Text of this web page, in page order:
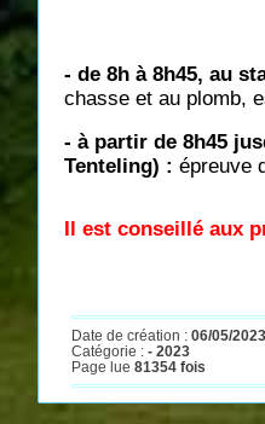
- de 8h à 8h45, au
chasse et au plomb,
- à partir de 8h45
Tenteling) : épreuve
Il est conseillé aux
Date de création : 06/05/
Catégorie : - 2023
Page lue 81354 fois